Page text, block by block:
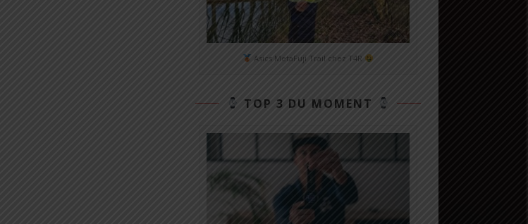
Asics MetaFuji Trail chez T4R
TOP 3 DU MOMENT